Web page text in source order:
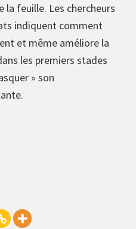
la feuille. Les chercheurs
indiquent comment
et même améliore la
les premiers stades
» son